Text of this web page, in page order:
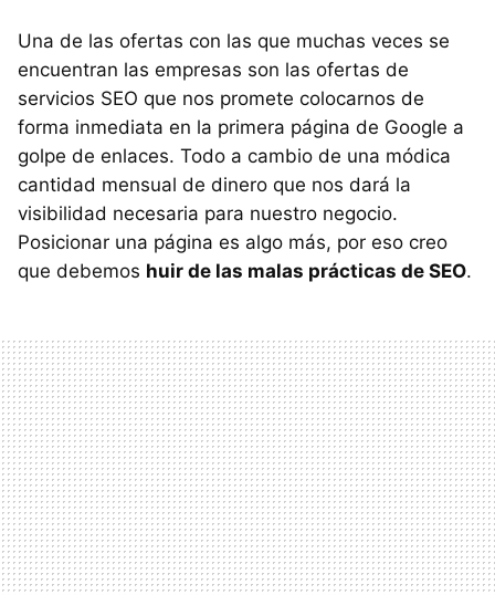
Una de las ofertas con las que muchas veces se
encuentran las empresas son las ofertas de
servicios SEO que nos promete colocarnos de
forma inmediata en la primera página de Google a
golpe de enlaces. Todo a cambio de una módica
cantidad mensual de dinero que nos dará la
visibilidad necesaria para nuestro negocio.
Posicionar una página es algo más, por eso creo
que debemos huir de las malas prácticas de SEO.